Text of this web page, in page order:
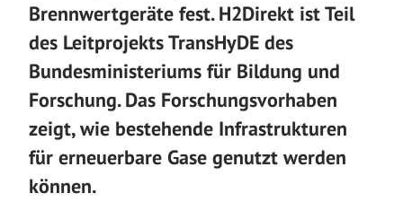
Brennwertgeräte fest. H2Direkt ist Teil
des Leitprojekts TransHyDE des
Bundesministeriums für Bildung und
Forschung. Das Forschungsvorhaben
zeigt, wie bestehende Infrastrukturen
für erneuerbare Gase genutzt werden
können.